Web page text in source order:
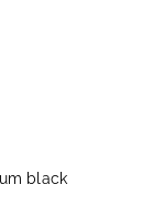
black